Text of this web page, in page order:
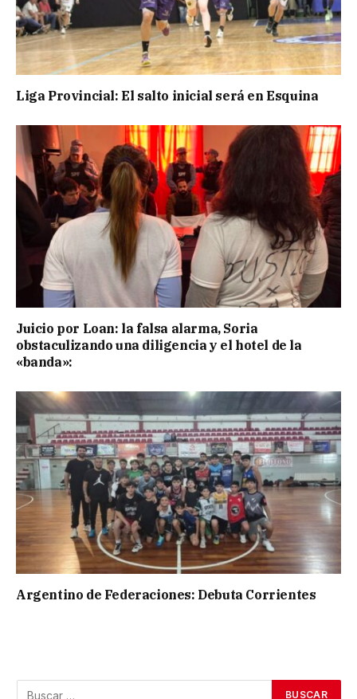
Liga Provincial: El salto inicial será en Esquina
Juicio por Loan: la falsa alarma, Soria
obstaculizando una diligencia y el hotel de la
«banda»:
Argentino de Federaciones: Debuta Corrientes